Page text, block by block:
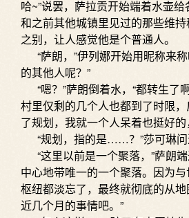
哈~”说罢，萨拉贡开始端着水壶
和之前其他城镇里见过的那些维
之别，让人感觉他是个普通人。
“萨朗，”伊列娜开始用昵称来
的其他人呢？”
“嗯？”萨朗倒着水，“都转生了
村里仅剩的几个人也都到了时限
了规划，我就一个人呆着也挺好的
“规划，指的是……？”莎可琳问
“这里以前是一个聚落，”萨朗
中心地带唯一的一个聚落。因为
枢纽都淡忘了，最终就彻底的从
近几个月的事情吧。”